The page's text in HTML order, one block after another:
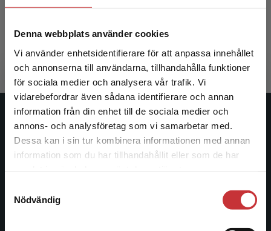
Denna webbplats använder cookies
Vi använder enhetsidentifierare för att anpassa innehållet
och annonserna till användarna, tillhandahålla funktioner
för sociala medier och analysera vår trafik. Vi
vidarebefordrar även sådana identifierare och annan
information från din enhet till de sociala medier och
annons- och analysföretag som vi samarbetar med.
Dessa kan i sin tur kombinera informationen med annan
information som du har tillhandahållit eller som de har
Nödvändig
Begränsad fraktregion
Det verkar som att du besöker
studentlitteratur.se via en enhet utanför Sverige.
Vi erbjuder inte leveranser utanför Sverige. För
att kunna slutföra ett köp måste
287 krinkl. moms
Exkl. moms: 271 kr
Studentlitteratur
Studentlitteratur grundades 1963 och är idag Sveriges
informationstjänster i utbudet, finns Studentlitteratur med